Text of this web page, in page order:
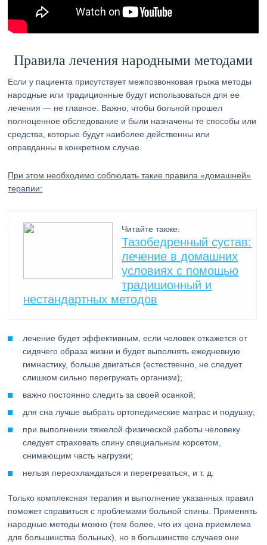
Правила лечения народными методами
Если у пациента присутствует межпозвонковая грыжа методы
народные или традиционные будут использоваться для ее
лечения — не главное. Важно, чтобы больной прошел
полноценное обследование и были назначены те способы или
средства, которые будут наиболее действенны или
оправданны в конкретном случае.
При этом необходимо соблюдать такие правила «домашней»
терапии:
Читайте также:
Тазобедренный сустав:
лечение в домашних
условиях с помощью
традиционный и
нестандартных методов
лечение будет эффективным, если человек откажется от
сидячего образа жизни и будет выполнять ежедневную
гимнастику, больше двигаться (естественно, не следует
слишком сильно перегружать организм);
важно постоянно следить за своей осанкой;
для сна лучше выбрать ортопедические матрас и подушку;
при выполнении тяжелой физической работы человеку
следует страховать спину специальным корсетом,
снимающим часть нагрузки;
нельзя переохлаждаться и перегреваться, и т. д.
Только комплексная терапия и выполнение указанных правил
поможет справиться с проблемами больной спины. Применять
народные методы можно (тем более, что их цена приемлема
для большинства больных), но в большинстве случаев они